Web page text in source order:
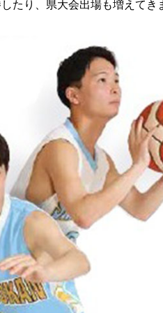
たり、県大会出場も増えてき